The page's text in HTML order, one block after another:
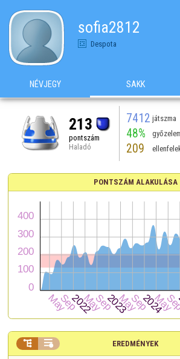
sofia2812
Despota
NÉVJEGY SAKK
213
pontszám
Haladó
7412 játszma
48%
209
PONTSZÁM ALAKULÁSA
EREDMÉNYEK
 